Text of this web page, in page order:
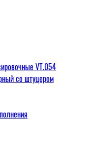
VT.054
со штуцером